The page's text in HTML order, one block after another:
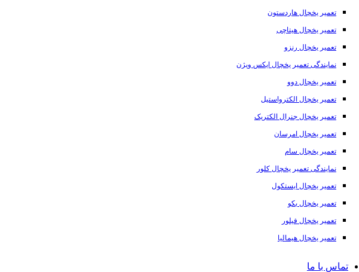
تعمیر یخچال هاردستون
تعمیر یخچال هیتاچی
تعمیر یخچال رنزو
نمایندگی تعمیر یخچال ایکس ویژن
تعمیر یخچال دوو
تعمیر یخچال الکترواستیل
تعمیر یخچال جنرال الکتریک
تعمیر یخچال امرسان
تعمیر یخچال سام
نمایندگی تعمیر یخچال کلور
تعمیر یخچال ایستکول
تعمیر یخچال بکو
تعمیر یخچال فیلور
تعمیر یخچال هیمالیا
تماس با ما